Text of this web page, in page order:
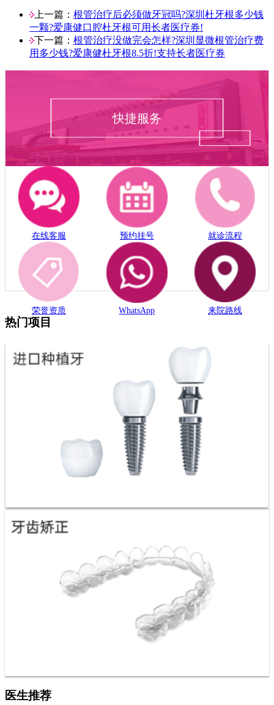
上一篇： 根管治疗后必须做牙冠吗?深圳杜牙根多少钱
一颗?爱康健口腔杜牙根可用长者医疗券!
下一篇： 根管治疗没做完会怎样?深圳显微根管治疗费
用多少钱?爱康健杜牙根8.5折!支持长者医疗券
快捷服务
在线客服 预约挂号 就诊流程
荣誉资质 WhatsApp 来院路线
热门项目
医生推荐